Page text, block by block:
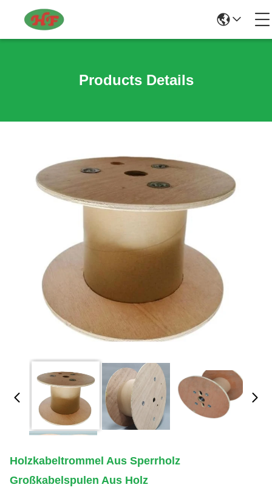
Products Details
Holzkabeltrommel Aus Sperrholz
Großkabelspulen Aus Holz